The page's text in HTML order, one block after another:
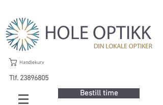
Handlekurv
Tlf. 23896805
Bestill time